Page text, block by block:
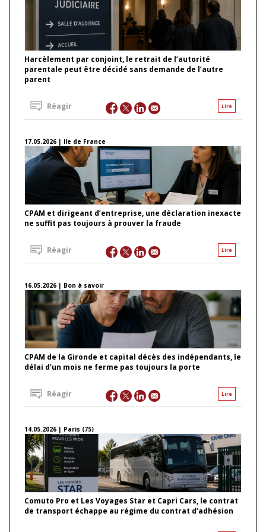
Harcèlement par conjoint, le retrait de l’autorité
parentale peut être décidé sans demande de l’autre
parent
Lire
Réagir
17.05.2026 | Ile de France
CPAM et dirigeant d’entreprise, une déclaration inexacte
ne suffit pas toujours à prouver la fraude
Lire
Réagir
16.05.2026 | Bon à savoir
CPAM de la Gironde et capital décès des indépendants, le
délai d’un mois ne ferme pas toujours la porte
Lire
Réagir
14.05.2026 | Paris (75)
Comuto Pro et Les Voyages Star et Capri Cars, le contrat
de transport échappe au régime du contrat d’adhésion